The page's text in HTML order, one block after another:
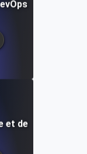
et de
et de